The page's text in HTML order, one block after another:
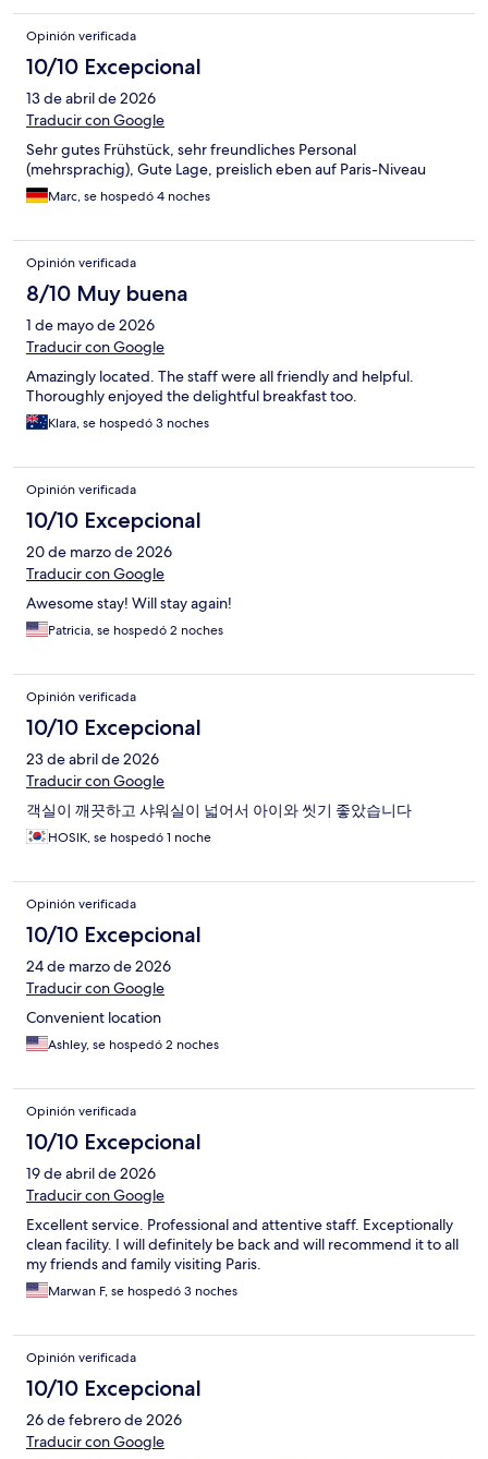
Opinión verificada
10/10 Excepcional
13 de abril de 2026
Traducir con Google
Sehr gutes Frühstück, sehr freundliches Personal
(mehrsprachig), Gute Lage, preislich eben auf Paris-Niveau
Marc, se hospedó 4 noches
Opinión verificada
8/10 Muy buena
1 de mayo de 2026
Traducir con Google
Amazingly located. The staff were all friendly and helpful.
Thoroughly enjoyed the delightful breakfast too.
Klara, se hospedó 3 noches
Opinión verificada
10/10 Excepcional
20 de marzo de 2026
Traducir con Google
Awesome stay! Will stay again!
Patricia, se hospedó 2 noches
Opinión verificada
10/10 Excepcional
23 de abril de 2026
Traducir con Google
객실이 깨끗하고 샤워실이 넓어서 아이와 씻기 좋았습니다
HOSIK, se hospedó 1 noche
Opinión verificada
10/10 Excepcional
24 de marzo de 2026
Traducir con Google
Convenient location
Ashley, se hospedó 2 noches
Opinión verificada
10/10 Excepcional
19 de abril de 2026
Traducir con Google
Excellent service. Professional and attentive staff. Exceptionally
clean facility. I will definitely be back and will recommend it to all
my friends and family visiting Paris.
Marwan F, se hospedó 3 noches
Opinión verificada
10/10 Excepcional
26 de febrero de 2026
Traducir con Google